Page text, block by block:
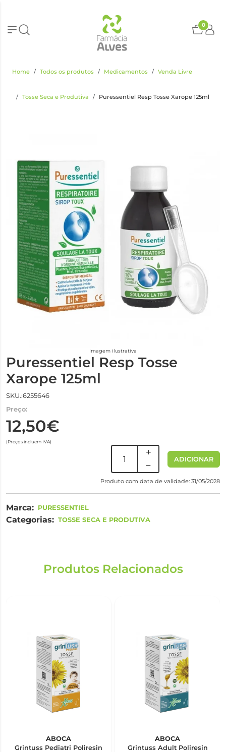
0
Home Todos os produtos Medicamentos Venda Livre
Tosse Seca e Produtiva Puressentiel Resp Tosse Xarope 125ml
Imagem ilustrativa
Puressentiel Resp Tosse
Xarope 125ml
SKU.:6255646
Preço:
12,50€
(Preços incluem IVA)
ADICIONAR
Produto com data de validade: 31/05/2028
Marca: PURESSENTIEL
Categorias: TOSSE SECA E PRODUTIVA
Produtos Relacionados
ABOCA
Grintuss Pediatri Poliresin
ABOCA
Grintuss Adult Poliresin